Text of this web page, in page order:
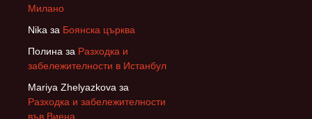
Милано
Nika за Боянска църква
Полина за Разходка и
забележителности в Истанбул
Mariya Zhelyazkova за
Разходка и забележителности
във Виена